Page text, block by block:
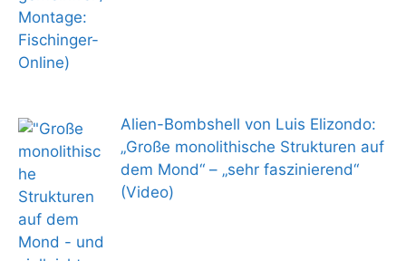
Alien-Bombshell von Luis Elizondo:
„Große monolithische Strukturen auf
dem Mond“ – „sehr faszinierend“
(Video)